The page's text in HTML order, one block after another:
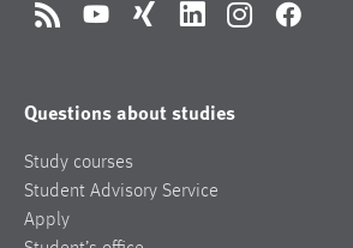
RSS YouTubeXing LinkedInInstagramFacebook
Questions about studies
Study courses
Student Advisory Service
Apply